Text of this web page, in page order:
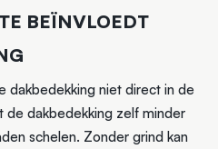
BEÏNVLOEDT
dakbedekking niet direct in de
dakbedekking zelf minder
schelen. Zonder grind kan